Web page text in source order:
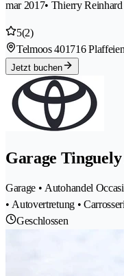
mar 2017• Thierry Reinhard
5(2)
Telmoos 401716 Plaffeien
Jetzt buchen
Garage
Garage • Autohandel
• Autovertretung •
Geschlossen